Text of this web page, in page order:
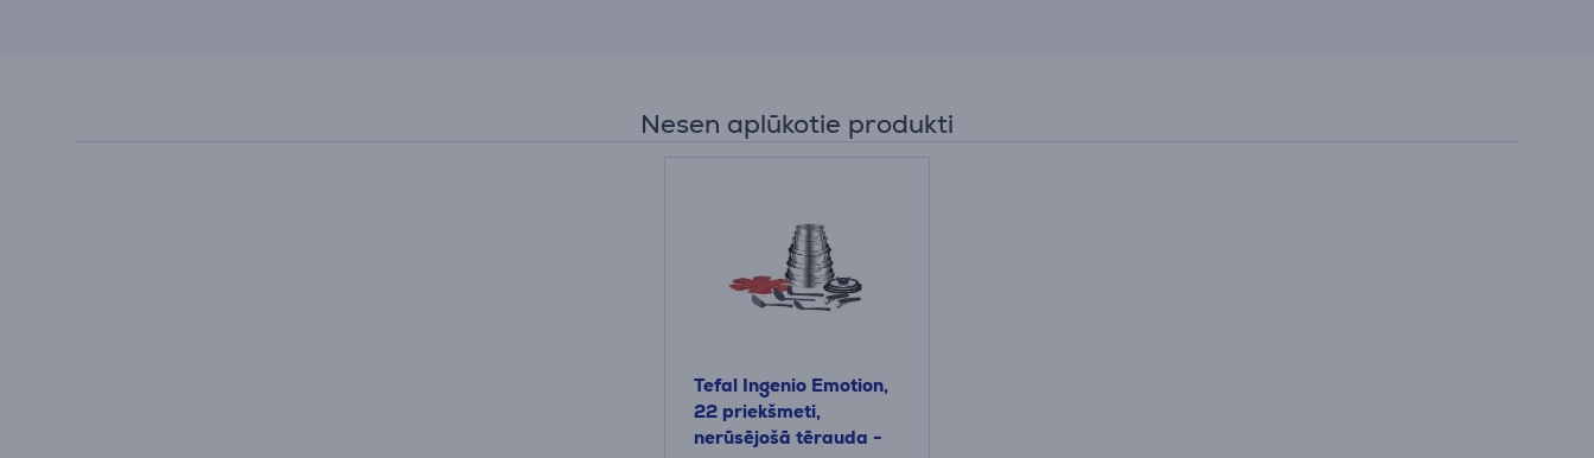
Nesen aplūkotie produkti
Tefal Ingenio Emotion,
22 priekšmeti,
nerūsējošā tērauda -